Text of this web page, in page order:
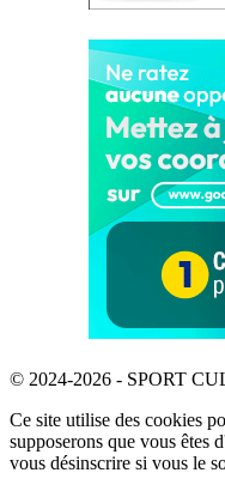
© 2024-2026 - SPORT
Ce site utilise des cookies
supposerons que vous êtes
vous désinscrire si vous le